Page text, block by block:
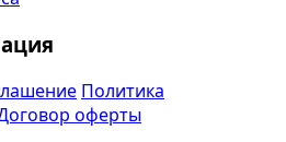
Политика
оферты